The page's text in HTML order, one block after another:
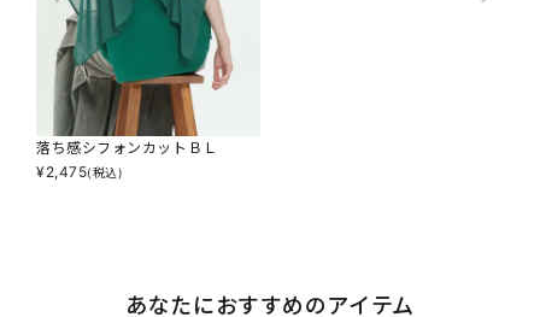
落ち感シフォンカットＢＬ
¥2,475(税込)
あなたにおすすめのアイテム